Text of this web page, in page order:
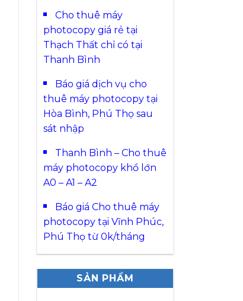
Cho thuê máy
photocopy giá rẻ tại
Thạch Thất chỉ có tại
Thanh Bình
Báo giá dịch vụ cho
thuê máy photocopy tại
Hòa Bình, Phú Thọ sau
sát nhập
Thanh Bình – Cho thuê
máy photocopy khổ lớn
A0 – A1 – A2
Báo giá Cho thuê máy
photocopy tại Vĩnh Phúc,
Phú Thọ từ 0k/tháng
SẢN PHẨM